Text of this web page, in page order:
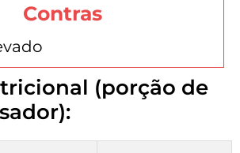
Contras
(porção de